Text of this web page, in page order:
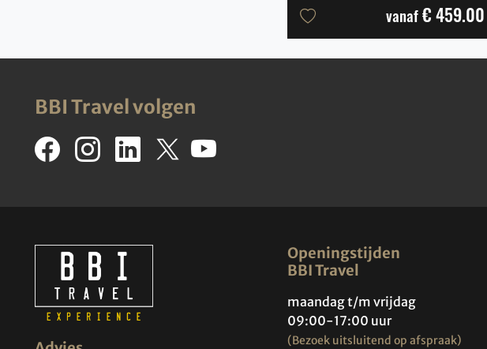
vanaf€ 459.00
BBI Travel volgen
Openingstijden
BBI Travel
maandag t/m vrijdag
09:00-17:00 uur
(Bezoek uitsluitend op afspraak)